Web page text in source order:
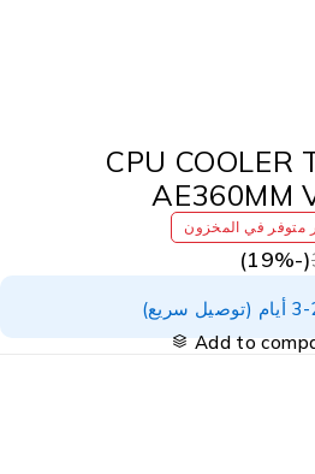
CPU
AE360MM
متوفر في المخزون
19%)
Add to